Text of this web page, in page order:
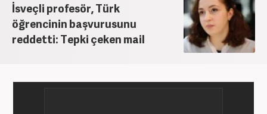
İsveçli profesör, Türk
öğrencinin başvurusunu
reddetti: Tepki çeken mail